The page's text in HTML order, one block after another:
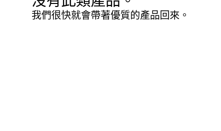
我們很快就會帶著優質的產品回來。